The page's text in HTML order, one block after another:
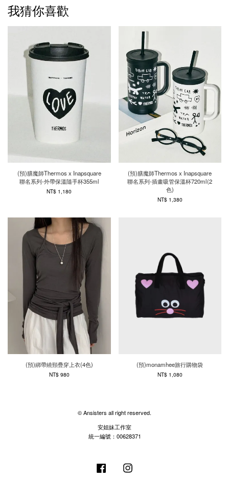
我猜你喜歡
(預)膳魔師Thermos x Inapsquare
聯名系列-外帶保溫隨手杯355ml
NT$ 1,180
(預)膳魔師Thermos x Inapsquare
聯名系列-插畫吸管保溫杯720ml(2
色)
NT$ 1,380
(預)綁帶繞頸疊穿上衣(4色)
NT$ 980
(預)monamhee旅行購物袋
NT$ 1,080
© Ansisters all right reserved.
安姐妹工作室
統一編號：00628371
Facebook